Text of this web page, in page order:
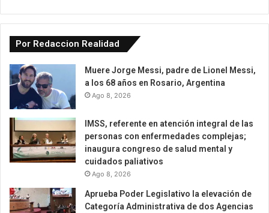
Por Redaccion Realidad
Muere Jorge Messi, padre de Lionel Messi,
a los 68 años en Rosario, Argentina
Ago 8, 2026
IMSS, referente en atención integral de las
personas con enfermedades complejas;
inaugura congreso de salud mental y
cuidados paliativos
Ago 8, 2026
Aprueba Poder Legislativo la elevación de
Categoría Administrativa de dos Agencias